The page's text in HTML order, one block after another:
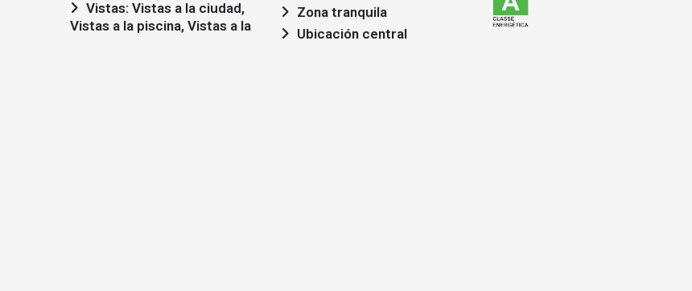
Vistas a la piscina, Vistas a la
Zona tranquila
Ubicación central